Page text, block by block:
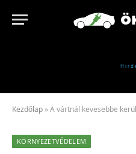
Kezdőlap »A vártnál kevesebbe
KÖRNYEZETVÉDELEM